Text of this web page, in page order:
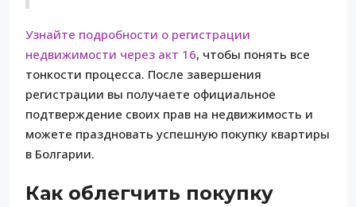
Узнайте подробности о регистрации
недвижимости через акт 16, чтобы понять все
тонкости процесса. После завершения
регистрации вы получаете официальное
подтверждение своих прав на недвижимость и
можете праздновать успешную покупку квартиры
в Болгарии.
Как облегчить покупку